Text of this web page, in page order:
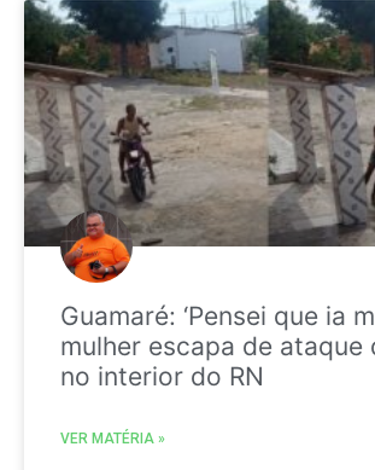
Guamaré: ‘Pensei que ia
mulher escapa de ataque
no interior do RN
VER MATÉRIA »